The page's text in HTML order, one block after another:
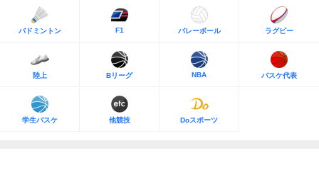
バドミントン F1 バレーボール ラグビー
陸上 Bリーグ NBA バスケ代表
学生バスケ 他競技 Doスポーツ